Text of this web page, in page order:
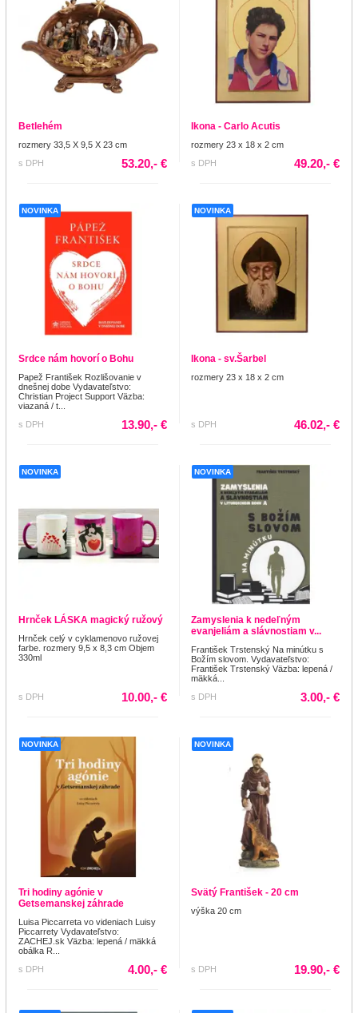
Betlehém
rozmery 33,5 X 9,5 X 23 cm
s DPH
53.20,- €
Ikona - Carlo Acutis
rozmery 23 x 18 x 2 cm
s DPH
49.20,- €
NOVINKA
Srdce nám hovorí o Bohu
Papež František Rozlišovanie v
dnešnej dobe Vydavateľstvo:
Christian Project Support Väzba:
viazaná / t...
s DPH
13.90,- €
NOVINKA
Ikona - sv.Šarbel
rozmery 23 x 18 x 2 cm
s DPH 46.02,- €
NOVINKA
Hrnček LÁSKA magický ružový
Hrnček celý v cyklamenovo ružovej
farbe. rozmery 9,5 x 8,3 cm Objem
330ml
s DPH 10.00,- €
NOVINKA
Zamyslenia k nedeľným
evanjeliám a slávnostiam v...
František Trstenský Na minútku s
Božím slovom. Vydavateľstvo:
František Trstenský Väzba: lepená /
mäkká...
s DPH
3.00,- €
NOVINKA
Tri hodiny agónie v
Getsemanskej záhrade
Luisa Piccarreta vo videniach Luisy
Piccarrety Vydavateľstvo:
ZACHEJ.sk Väzba: lepená / mäkká
obálka R...
s DPH
4.00,- €
NOVINKA
Svätý František - 20 cm
výška 20 cm
s DPH 19.90,- €